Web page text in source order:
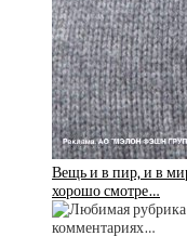
Вещь и в пир, и в
хорошо смотре…